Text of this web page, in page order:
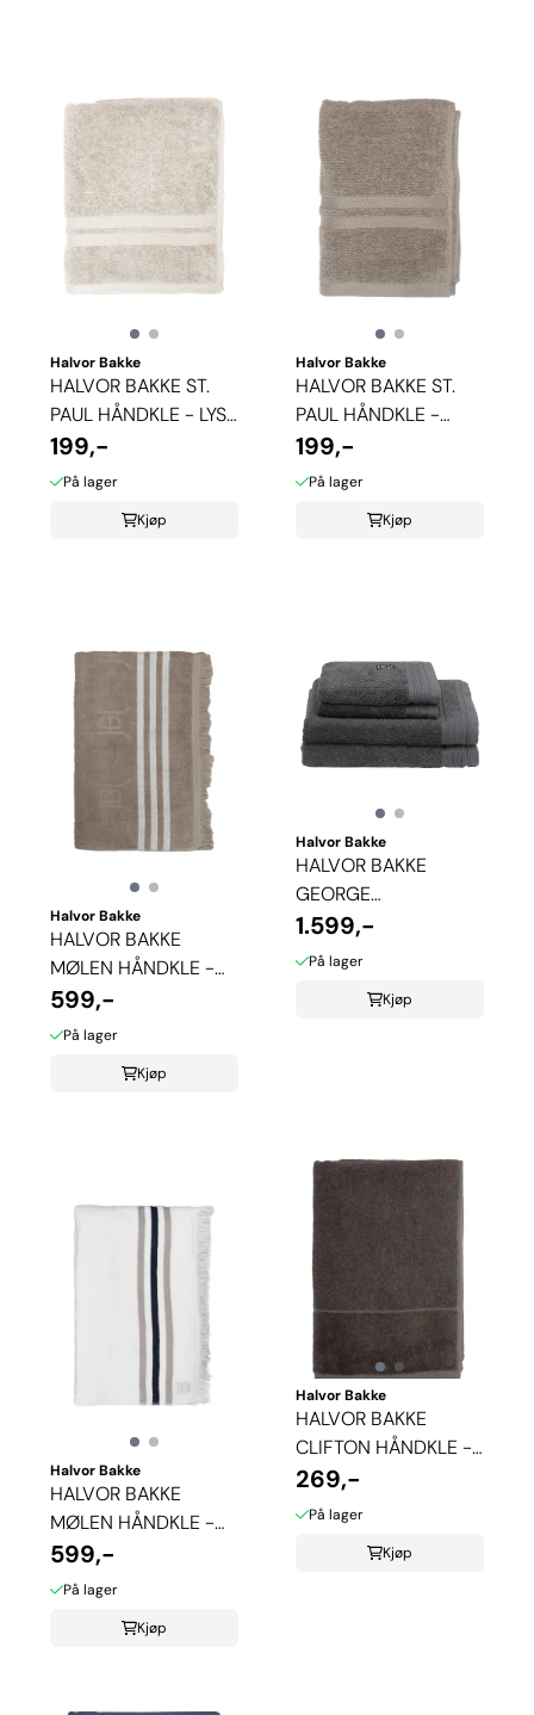
Halvor Bakke
HALVOR BAKKE ST.
PAUL HÅNDKLE - LYS
SAND
199,-
På lager
Kjøp
Halvor Bakke
HALVOR BAKKE ST.
PAUL HÅNDKLE -
BEIGE
199,-
På lager
Kjøp
Halvor Bakke
HALVOR BAKKE
MØLEN HÅNDKLE -
BEIGE
599,-
På lager
Kjøp
Halvor Bakke
HALVOR BAKKE
GEORGE
HÅNDKLEPAKKE -
GRÅ
1.599,-
På lager
Kjøp
Halvor Bakke
HALVOR BAKKE
MØLEN HÅNDKLE -
HVIT
599,-
På lager
Kjøp
Halvor Bakke
HALVOR BAKKE
CLIFTON HÅNDKLE -
MULDVARP
269,-
På lager
Kjøp